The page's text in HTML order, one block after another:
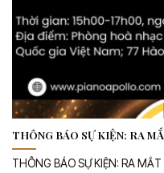
THÔNG BÁO SỰ KIỆN: RA
THÔNG BÁO SỰ KIỆN: RA